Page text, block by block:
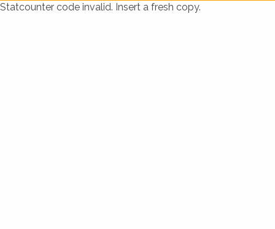
Statcounter code invalid. Insert a fresh copy.